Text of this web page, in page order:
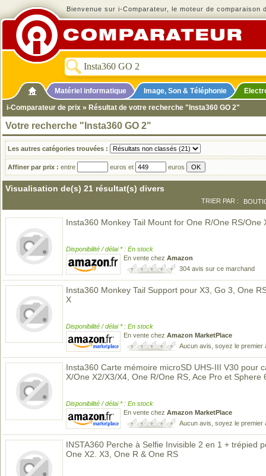
Bienvenue sur i-Comparateur, le moteur de comparaison
Matériel informatique Image, Son & Téléphonie
i-Comparateur de prix » Résultat de votre recherche "Insta360 GO 2"
Votre recherche "Insta360 GO 2"
Les autres catégories trouvées :
Affiner par prix : entre euros et euros
Visualisation de(s) 21 résultat(s) divers
TRIER PAR :
Insta360 Monkey Tail Mount for One R/One RS/One
Disponibilité / délai * : En stock
En vente chez Amazon
304 avis sur ce marchand
Insta360 Monkey Tail Support pour X3, Go 3, One
X
Disponibilité / délai * : En stock
En vente chez Amazon MarketPlace
Aucun avis, soyez le premier
Insta360 Carte mémoire microSD UHS-III V30 pour
X/One X2/X3/X4, One R/One RS, Ace Pro et Sphere
Disponibilité / délai * : En stock
En vente chez Amazon MarketPlace
Aucun avis, soyez le premier
INSTA360 Perche à Selfie Invisible 2 en 1 + trépied
One X2. X3, One R & One RS